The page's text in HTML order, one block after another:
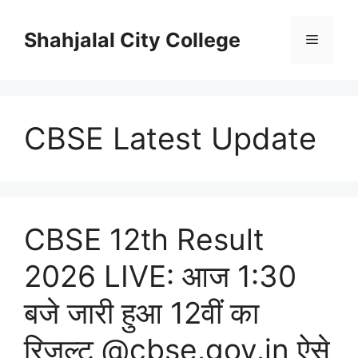
Shahjalal City College Menu
CBSE Latest Update
CBSE 12th Result
2026 LIVE: आज 1:30
बजे जारी हुआ 12वीं का
रिजल्ट @cbse.gov.in ऐसे